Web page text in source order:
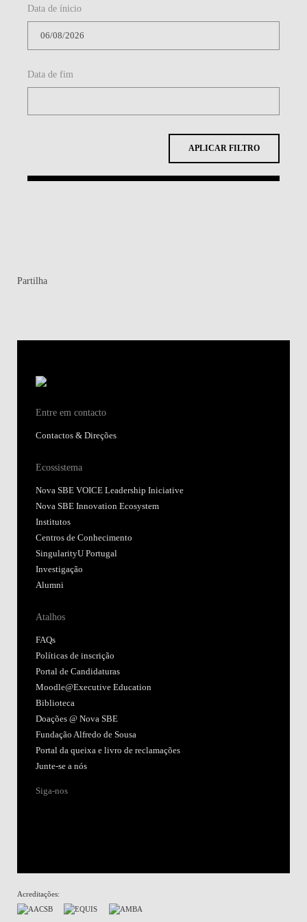
CONTACTOS
Data de ínicio
Data de fim
APLICAR FILTRO
Partilha
Entre em contacto
Contactos & Direções
Ecossistema
Nova SBE VOICE Leadership Iniciative
Nova SBE Innovation Ecosystem
Institutos
Centros de Conhecimento
SingularityU Portugal
Investigação
Alumni
Atalhos
FAQs
Políticas de inscrição
Portal de Candidaturas
Moodle@Executive Education
Biblioteca
Doações @ Nova SBE
Fundação Alfredo de Sousa
Portal da queixa e livro de reclamações
Junte-se a nós
Siga-nos
Acreditações: